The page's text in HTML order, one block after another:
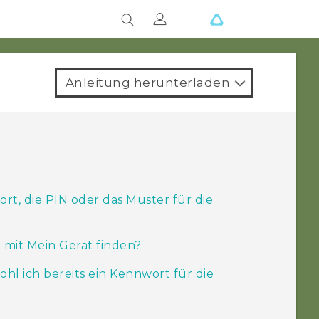
Anleitung herunterladen
die PIN oder das Muster für die
Mein Gerät finden?
ich bereits ein Kennwort für die